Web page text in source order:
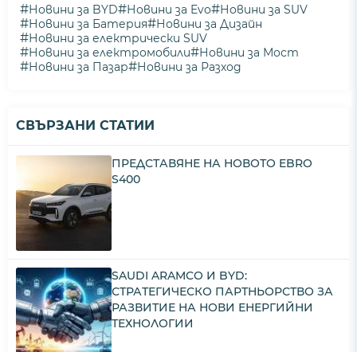
#Новини за BYD#Новини за Evo#Новини за SUV
#Новини за Батерия#Новини за Дизайн
#Новини за електрически SUV
#Новини за електромобили#Новини за Мост
#Новини за Пазар#Новини за Разход
СВЪРЗАНИ СТАТИИ
ПРЕДСТАВЯНЕ НА НОВОТО EBRO
S400
SAUDI ARAMCO И BYD:
СТРАТЕГИЧЕСКО ПАРТНЬОРСТВО ЗА
РАЗВИТИЕ НА НОВИ ЕНЕРГИЙНИ
ТЕХНОЛОГИИ